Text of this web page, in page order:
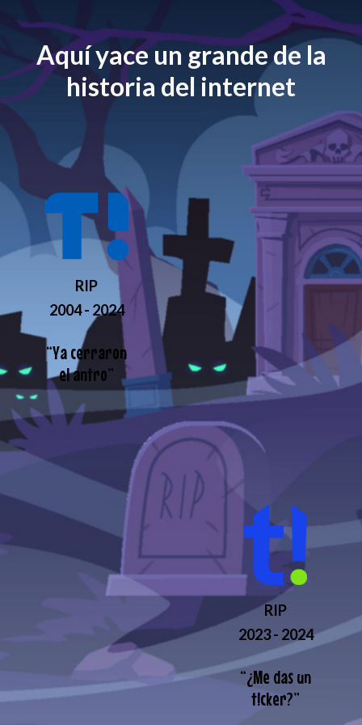
Aquí yace un grande de la
historia del internet
RIP
2004 - 2024
“Ya cerraron
el antro”
RIP
2023 - 2024
“¿Me das un
t!cker?”